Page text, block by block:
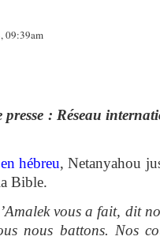
09:39am
presse : Réseau
hébreu, Netanyahou
Bible.
vous a fait, dit
nous battons. Nos